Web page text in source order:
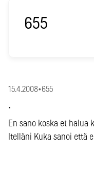
655
15.4.2008•655
.
En sano koska et halua
Itelläni Kuka sanoi että